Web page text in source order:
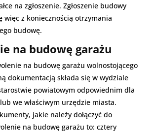
na zgłoszenie. Zgłoszenie budowy
więc z koniecznością otrzymania
budowę.
na budowę garażu
na budowę garażu wolnostojącego
dokumentacją składa się w wydziale
powiatowym odpowiednim dla
we właściwym urzędzie miasta.
jakie należy dołączyć do
na budowę garażu to: cztery